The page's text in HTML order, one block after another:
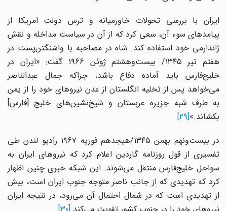
ایران با بررسی تحولات خاورمیانه و ترس دولت امریکا از
پیامدهای سوء آن، سعی کرد که از آن در سیاست مداخله و نقش
ژاندارمی خود استفاده کند. شاه در مصاحبه با واشنگتن‌پست در
هفتم تیر ۱۳۴۵/ بیست‌وهشتم ژوئن ۱۹۶۶ گفت: «ایران در
خلیج‌فارس باید آماده دفاع باشد، چراکه جمال عبدالناصر
می‌خواهد پس از تخلیه انگلستان از عدن نیروهای خود را از یمن
به طرف شبه جزیره عربستان و شیخ‌نشین‌های خلیج [فارس]
بکشاند.»[۲۹]
در بیست‌ونهم بهمن ۱۳۴۵/هیجدهم فوریه ۱۹۶۷ رادیو لندن طی
تفسیری از قول روزنامه گاردین اعلام کرد که نیروهای ایران به
سواحل خلیج‌فارس منتقل می‌شوند. این شبکه خبری چنین اظهار
کرد که تهدیدی که از جانب ناصر متوجه جنوب ایران است، بیش
از تهدیدی است که در شمال احتمال آن می‌رود، در نتیجه ایران